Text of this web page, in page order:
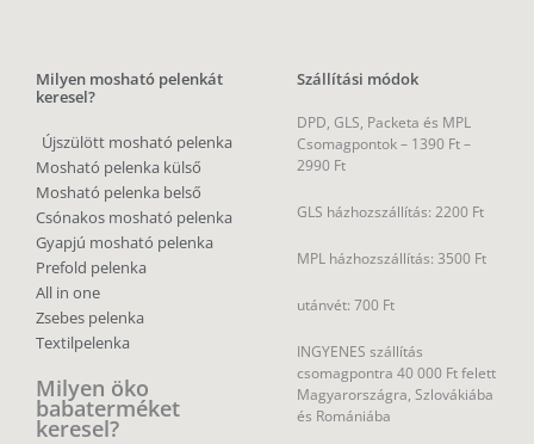
Milyen mosható pelenkát
keresel?
Újszülött mosható pelenka
Mosható pelenka külső
Mosható pelenka belső
Csónakos mosható pelenka
Gyapjú mosható pelenka
Prefold pelenka
All in one
Zsebes pelenka
Textilpelenka
Milyen öko
babaterméket
keresel?
Szállítási módok
DPD, GLS, Packeta és MPL
Csomagpontok – 1390 Ft –
2990 Ft
GLS házhozszállítás: 2200 Ft
MPL házhozszállítás: 3500 Ft
utánvét: 700 Ft
INGYENES szállítás
csomagpontra 40 000 Ft felett
Magyarországra, Szlovákiába
és Romániába